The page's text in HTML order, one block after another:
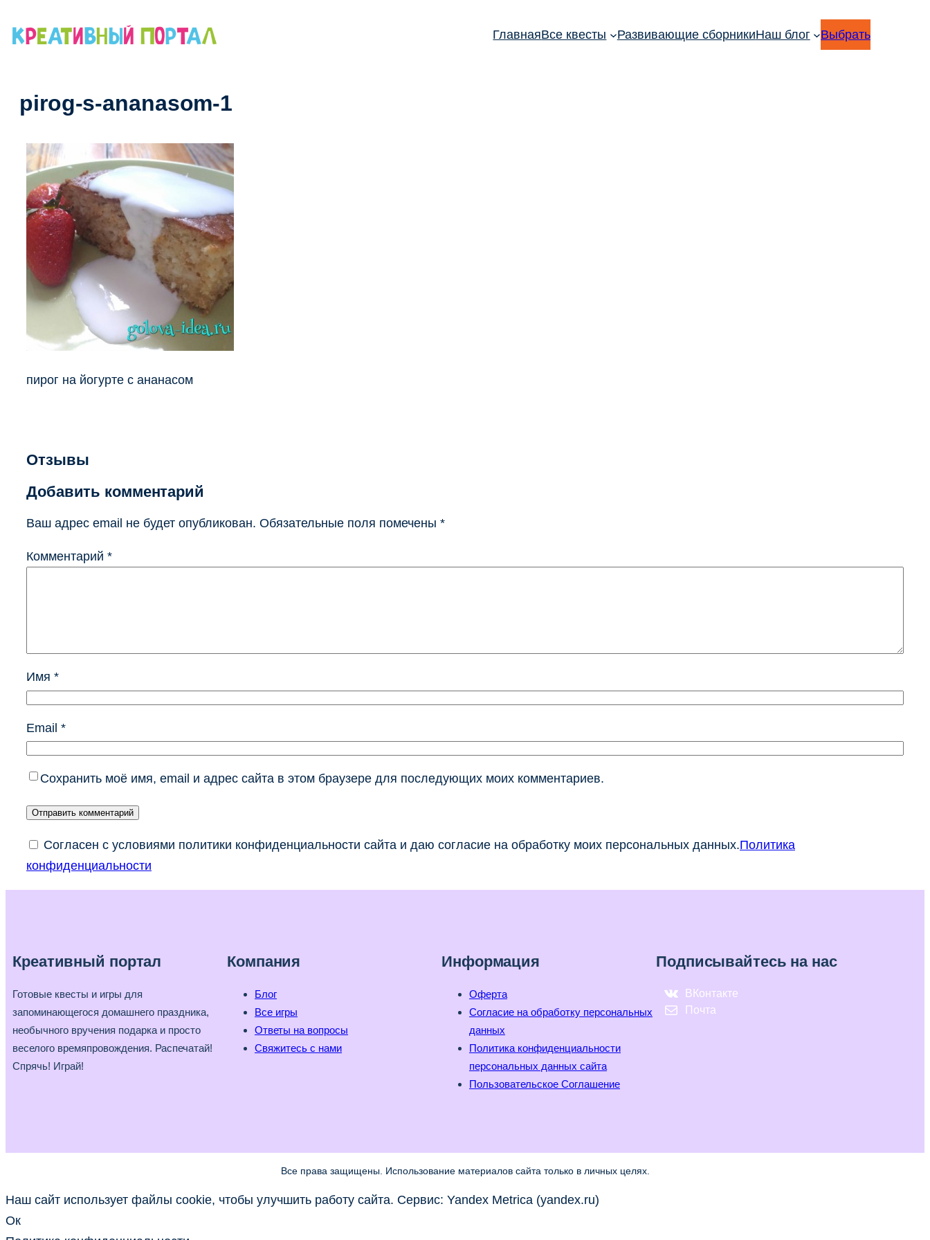
ГлавнаяВсе квесты Развивающие сборникиНаш блог Выбрать
pirog-s-ananasom-1
пирог на йогурте с ананасом
Отзывы
Добавить комментарий
Ваш адрес email не будет опубликован. Обязательные поля помечены *
Комментарий *
Имя *
Email *
Сохранить моё имя, email и адрес сайта в этом браузере для последующих моих комментариев.
Согласен с условиями политики конфиденциальности сайта и даю согласие на обработку моих персональных данных.Политика
конфиденциальности
Креативный портал
Готовые квесты и игры для
запоминающегося домашнего праздника,
необычного вручения подарка и просто
веселого времяпровождения. Распечатай!
Спрячь! Играй!
Компания
Блог
Все игры
Ответы на вопросы
Свяжитесь с нами
Информация
Оферта
Согласие на обработку персональных
данных
Политика конфиденциальности
персональных данных сайта
Пользовательское Соглашение
Подписывайтесь на нас
ВКонтакте
Почта
Все права защищены. Использование материалов сайта только в личных целях.
Наш сайт использует файлы cookie, чтобы улучшить работу сайта. Сервис: Yandex Metrica (yandex.ru)
Ок